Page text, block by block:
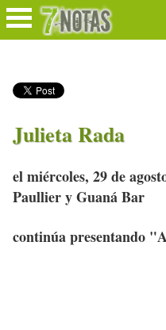
Julieta Rada
el miércoles, 29 de
Paullier y Guaná Bar
continúa presentando